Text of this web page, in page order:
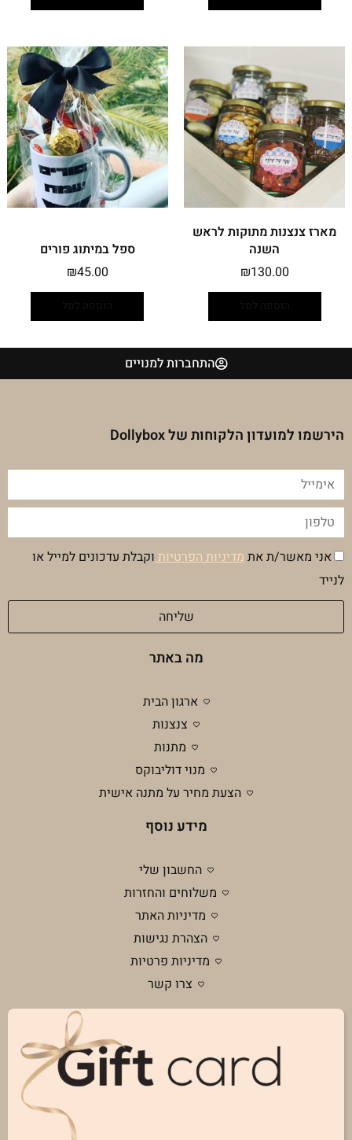
מארז צנצנות מתוקות לראש
השנה
₪130.00
ספל במיתוג פורים
₪45.00
התחברות למנויים
הירשמו למועדון הלקוחות של Dollybox
אימייל
טלפון
הסכמה
פרטיות
אני מאשר/ת אתמדיניות הפרטיותוקבלת עדכונים למייל או
לנייד
שליחה
מה באתר
ארגון הבית
צנצנות
מתנות
מנוי דוליבוקס
הצעת מחיר על מתנה אישית
מידע נוסף
החשבון שלי
משלוחים והחזרות
מדיניות האתר
הצהרת נגישות
מדיניות פרטיות
צרו קשר